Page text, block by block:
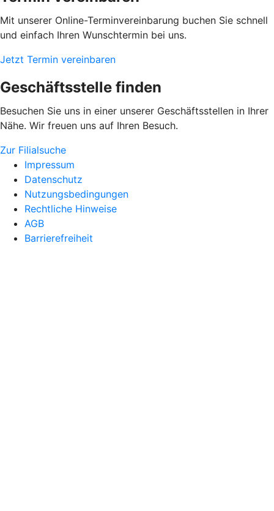
Mit unserer Online-Terminvereinbarung buchen Sie schnell
und einfach Ihren Wunschtermin bei uns.
Jetzt Termin vereinbaren
Geschäftsstelle finden
Besuchen Sie uns in einer unserer Geschäftsstellen in Ihrer
Nähe. Wir freuen uns auf Ihren Besuch.
Zur Filialsuche
Impressum
Datenschutz
Nutzungsbedingungen
Rechtliche Hinweise
AGB
Barrierefreiheit